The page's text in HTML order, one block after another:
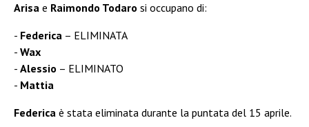
Arisa e Raimondo Todaro si occupano di:
Federica – ELIMINATA
Wax
Alessio – ELIMINATO
Mattia
Federica è stata eliminata durante la puntata del 15 aprile.